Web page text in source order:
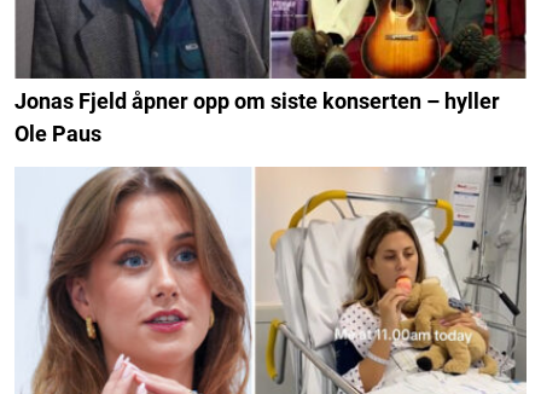
Jonas Fjeld åpner opp om siste konserten – hyller
Ole Paus